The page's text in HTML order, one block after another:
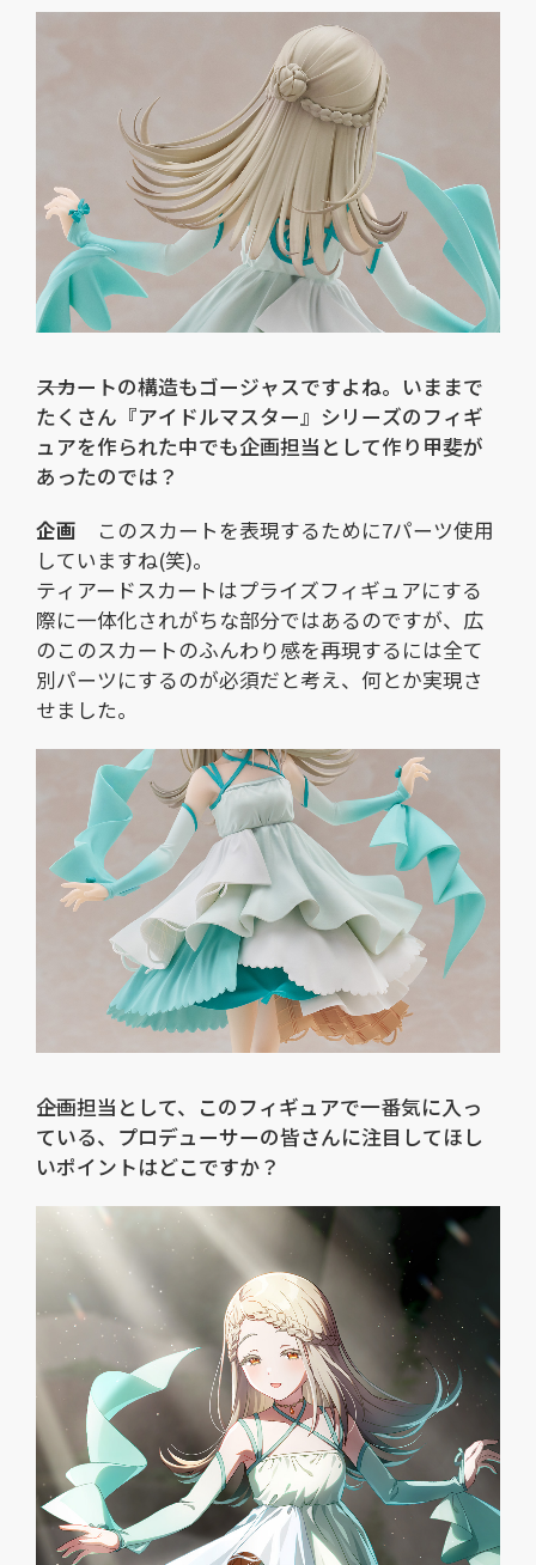
――スカートの構造もゴージャスですよね。いままで
たくさん『アイドルマスター』シリーズのフィギ
ュアを作られた中でも企画担当として作り甲斐が
あったのでは？
企画 このスカートを表現するために7パーツ使用
していますね(笑)。
ティアードスカートはプライズフィギュアにする
際に一体化されがちな部分ではあるのですが、広
のこのスカートのふんわり感を再現するには全て
別パーツにするのが必須だと考え、何とか実現さ
せました。
――企画担当として、このフィギュアで一番気に入っ
ている、プロデューサーの皆さんに注目してほし
いポイントはどこですか？